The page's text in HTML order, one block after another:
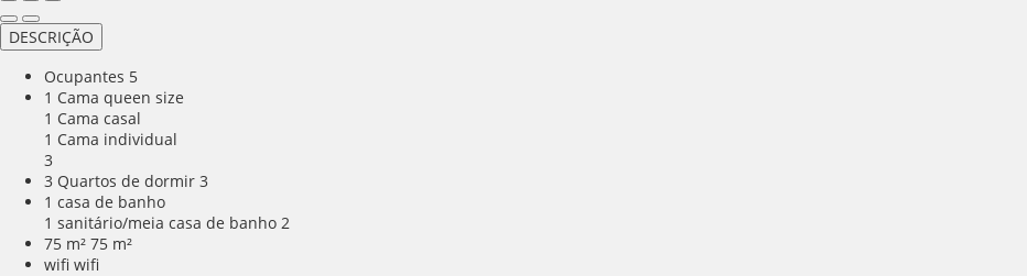
DESCRIÇÃO
Ocupantes 5
1 Cama queen size
1 Cama casal
1 Cama individual
3
3 Quartos de dormir 3
1 casa de banho
1 sanitário/meia casa de banho 2
75 m² 75 m²
wifi wifi